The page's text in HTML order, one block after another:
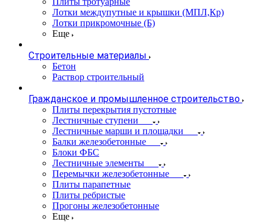
Лотки междупутные и крышки (МПЛ,Кр)
Лотки прикромочные (Б)
Еще
Строительные материалы
Бетон
Раствор строительный
Гражданское и промышленное строительство
Плиты перекрытия пустотные
Лестничные ступени
Лестничные марши и площадки
Балки железобетонные
Блоки ФБС
Лестничные элементы
Перемычки железобетонные
Плиты парапетные
Плиты ребристые
Прогоны железобетонные
Еще